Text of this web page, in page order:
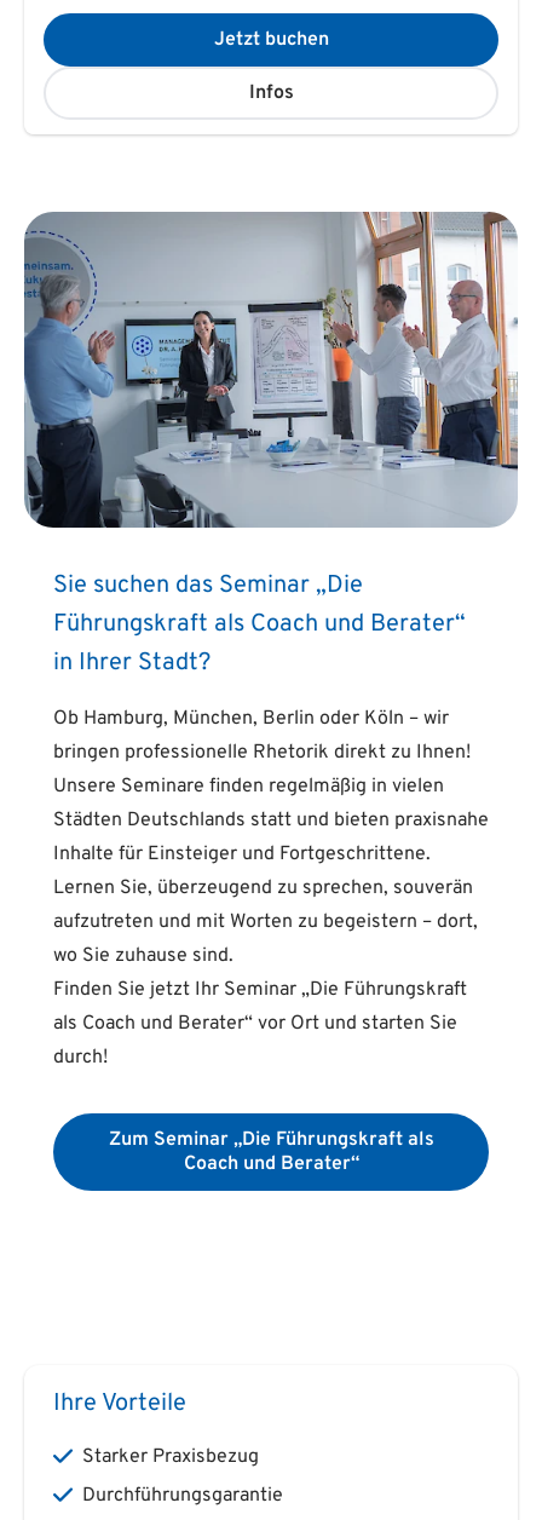
Jetzt buchen
Infos
Sie suchen das Seminar „Die
Führungskraft als Coach und Berater“
in Ihrer Stadt?
Ob Hamburg, München, Berlin oder Köln – wir
bringen professionelle Rhetorik direkt zu Ihnen!
Unsere Seminare finden regelmäßig in vielen
Städten Deutschlands statt und bieten praxisnahe
Inhalte für Einsteiger und Fortgeschrittene.
Lernen Sie, überzeugend zu sprechen, souverän
aufzutreten und mit Worten zu begeistern – dort,
wo Sie zuhause sind.
Finden Sie jetzt Ihr Seminar „Die Führungskraft
als Coach und Berater“ vor Ort und starten Sie
durch!
Zum Seminar „Die Führungskraft als
Coach und Berater“
Ihre Vorteile
Starker Praxisbezug
Durchführungsgarantie